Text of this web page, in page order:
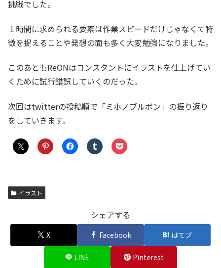
挑戦でした。
１時間に求められる要素は作業スピードだけじゃなくて特
徴を捉えることや発想の面も多く大変勉強になりました。
このあともReONはコンスタントにイラストを仕上げてい
くために試行錯誤していくのだった。
次回はtwitterの投稿順で「ミホノブルボン」の振り返り
をしていきます。
イラスト
シェアする
X Facebook はてブ
LINE Pinterest